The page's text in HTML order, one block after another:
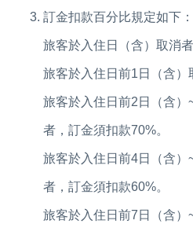
訂金扣款百分比規定如下：
旅客於入住日（含）取消
旅客於入住日前1日（含）
旅客於入住日前2日（含
者，訂金須扣款70%。
旅客於入住日前4日（含
者，訂金須扣款60%。
旅客於入住日前7日（含